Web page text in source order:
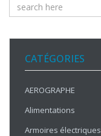
CATÉGORIES
AEROGRAPHE
Alimentations
Armoires électriques